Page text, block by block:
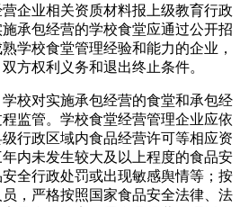
企业相关资质材料报上级教育行政
承包经营的学校食堂应通过公开招
学校食堂管理经验和能力的企业，
方权利义务和退出终止条件。
学校对实施承包经营的食堂和承包经
监管。学校食堂经营管理企业应依
行政区域内食品经营许可等相应资
内未发生较大及以上程度的食品安
全行政处罚或出现敏感舆情等；按
，严格按照国家食品安全法律、法